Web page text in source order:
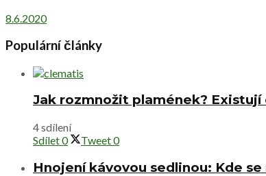
8.6.2020
Populární články
Jak rozmnožit plamének?
4 sdílení
Sdílet0 Tweet0
Hnojení kávovou sedlinou: Kde